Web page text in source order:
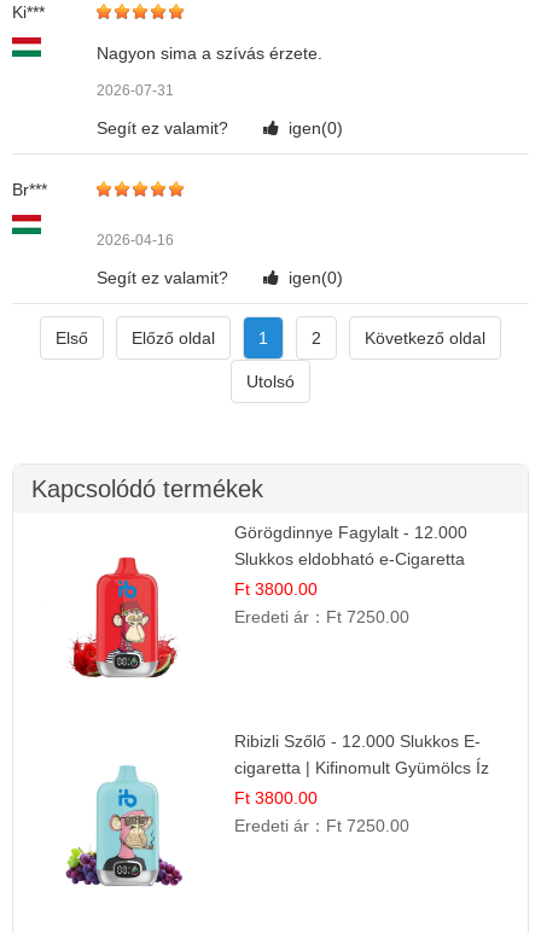
Ki***
Nagyon sima a szívás érzete.
2026-07-31
Segít ez valamit? igen(0)
Br***
2026-04-16
Segít ez valamit? igen(0)
Első Előző oldal 1 2 Következő oldal
Utolsó
Kapcsolódó termékek
Görögdinnye Fagylalt - 12.000
Slukkos eldobható e-Cigaretta
Ft 3800.00
Eredeti ár： Ft 7250.00
Ribizli Szőlő - 12.000 Slukkos E-
cigaretta | Kifinomult Gyümölcs Íz
Ft 3800.00
Eredeti ár： Ft 7250.00